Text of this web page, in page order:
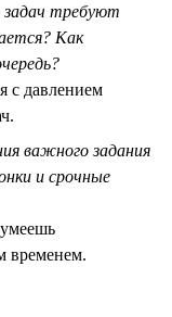
задач требуют
Как
с давлением
важного задания
и срочные
временем.